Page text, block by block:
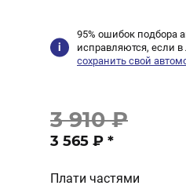
95% ошибок подбора
исправляются, если
сохранить свой
3 910 ₽
3 565 ₽ *
Плати частями